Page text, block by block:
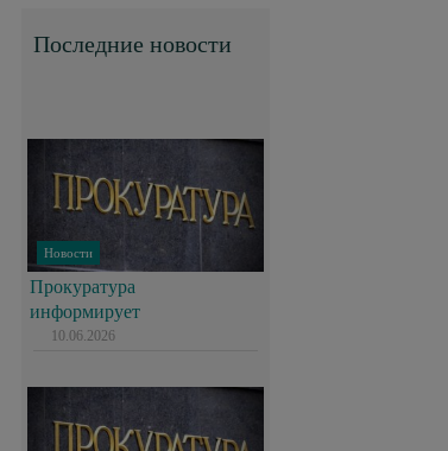
Последние новости
Новости
Прокуратура
информирует
10.06.2026